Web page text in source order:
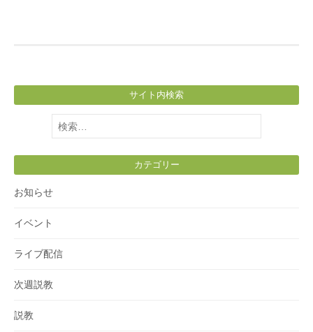
サイト内検索
検
索:
カテゴリー
お知らせ
イベント
ライブ配信
次週説教
説教